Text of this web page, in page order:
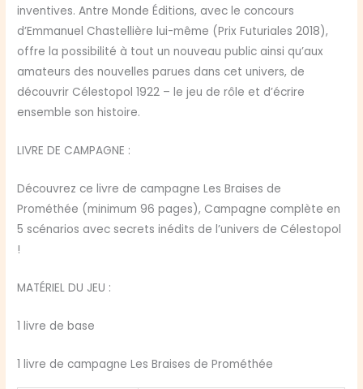
inventives. Antre Monde Éditions, avec le concours
d’Emmanuel Chastellière lui-même (Prix Futuriales 2018),
offre la possibilité à tout un nouveau public ainsi qu’aux
amateurs des nouvelles parues dans cet univers, de
découvrir Célestopol 1922 – le jeu de rôle et d’écrire
ensemble son histoire.
LIVRE DE CAMPAGNE :
Découvrez ce livre de campagne Les Braises de
Prométhée (minimum 96 pages), Campagne complète en
5 scénarios avec secrets inédits de l’univers de Célestopol
!
MATÉRIEL DU JEU :
1 livre de base
1 livre de campagne Les Braises de Prométhée